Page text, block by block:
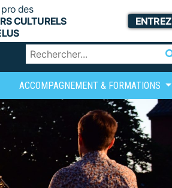
des
CULTURELS
ENTREZ
ACCOMPAGNEMENT & FORMATIONS